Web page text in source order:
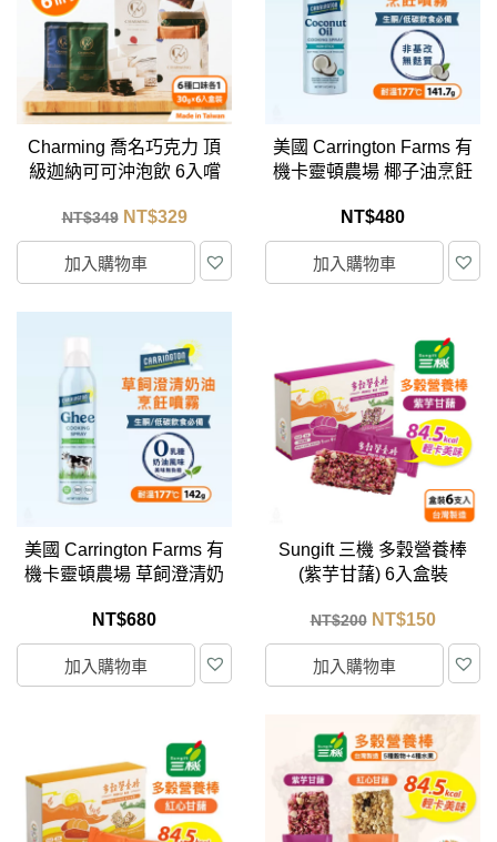
Charming 喬名巧克力 頂
級迦納可可沖泡飲 6入嚐
NT$349 NT$329
加入購物車
美國 Carrington Farms 有
機卡靈頓農場 椰子油烹飪
NT$480
加入購物車
美國 Carrington Farms 有
機卡靈頓農場 草飼澄清奶
NT$680
加入購物車
Sungift 三機 多穀營養棒
(紫芋甘藷) 6入盒裝
NT$200 NT$150
加入購物車